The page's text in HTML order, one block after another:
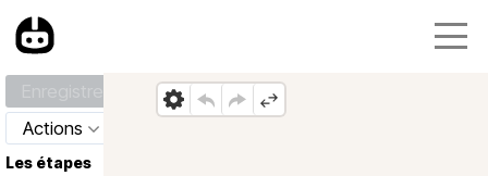
Actions
Les étapes